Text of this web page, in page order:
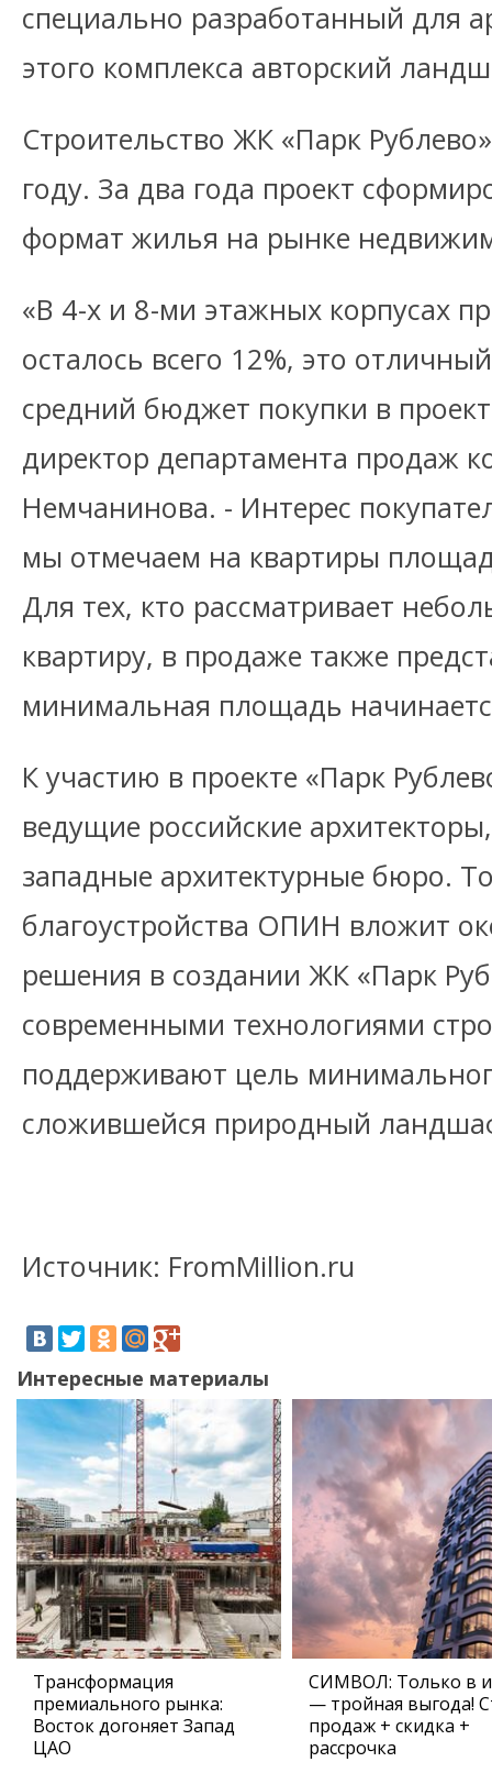
специально разработанный для
этого комплекса авторский
Строительство ЖК «Парк
году. За два года проект
формат жилья на рынке
«В 4-х и 8-ми этажных корпусах
осталось всего 12%, это
средний бюджет покупки в
директор департамента продаж
Немчанинова. - Интерес
мы отмечаем на квартиры
Для тех, кто рассматривает
квартиру, в продаже также
минимальная площадь
К участию в проекте «Парк
ведущие российские
западные архитектурные бюро.
благоустройства ОПИН вложит
решения в создании ЖК «Парк
современными технологиями
поддерживают цель
сложившейся природный
Источник: FromMillion.ru
Интересные материалы
Трансформация
премиального рынка:
Восток догоняет Запад
ЦАО
СИМВОЛ: Только в
— тройная выгода!
продаж + скидка +
рассрочка